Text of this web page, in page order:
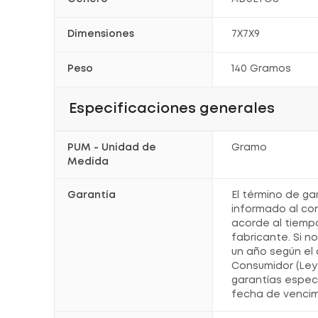
Dimensiones 7X7X9
Peso 140 Gramos
Especificaciones generales
PUM - Unidad de
Medida
Gramo
Garantía
El término de
informado al
acorde al
fabricante. Si
un año según
Consumidor (Ley
garantías
fecha de